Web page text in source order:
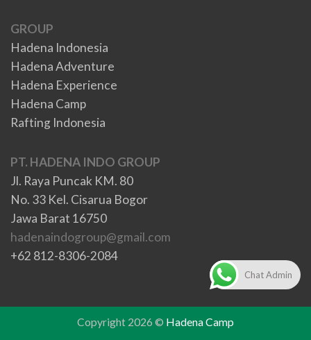
GROUP
Hadena Indonesia
Hadena Adventure
Hadena Experience
Hadena Camp
Rafting Indonesia
PT. HADENA INDO GROUP
Jl. Raya Puncak KM. 80
No. 33 Kel. Cisarua Bogor
Jawa Barat 16750
hadenaindogroup@gmail.com
+62 812-8306-2084
Copyright 2026 © Hadena Camp
Chat Admin